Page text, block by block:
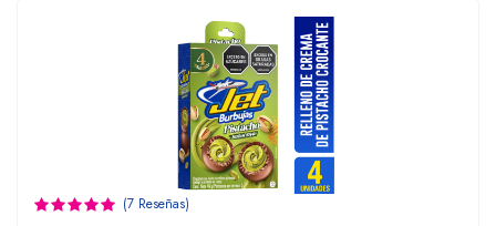
(7 Reseñas)